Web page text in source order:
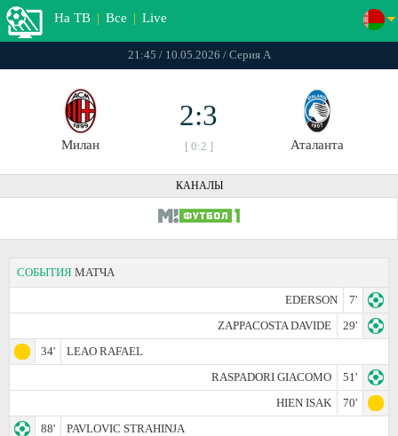
На ТВ | Все | Live
21:45 / 10.05.2026 / Серия А
Милан
2:3
[ 0:2 ] Аталанта
КАНАЛЫ
СОБЫТИЯ МАТЧА
EDERSON
7'
ZAPPACOSTA DAVIDE
29'
34'
LEAO RAFAEL
RASPADORI GIACOMO
51'
HIEN ISAK
70'
88'
PAVLOVIC STRAHINJA